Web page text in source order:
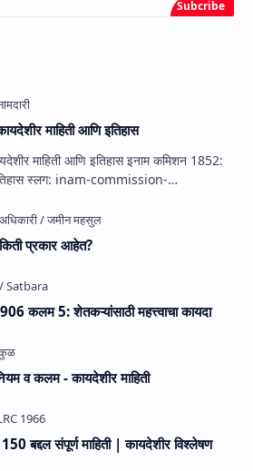
माहिती आणि इतिहास
आणि इतिहास इनाम कमिशन 1852:
कायदेशीर माहिती आणि इतिहास स्लग: inam-commission-…
प्रकार आहेत?
कलम 5: शेतकऱ्यांसाठी महत्त्वाचा कायदा
व कलम - कायदेशीर माहिती
बद्दल संपूर्ण माहिती | कायदेशीर विश्लेषण